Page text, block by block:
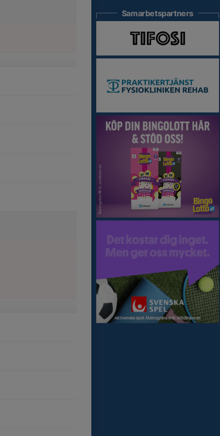
Samarbetspartners